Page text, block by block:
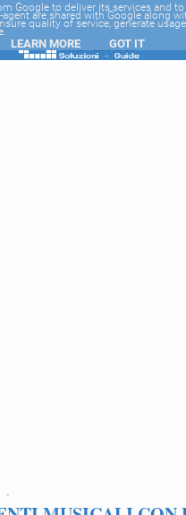
-
Google to deliver its services and to
agent are shared with Google along
quality of service, generate
LEARN MORE GOT IT